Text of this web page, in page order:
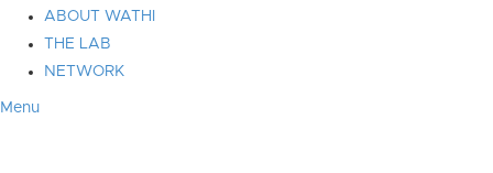
ABOUT WATHI
THE LAB
NETWORK
Menu